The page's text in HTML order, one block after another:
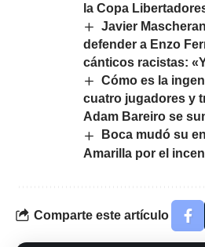
la Copa
Javier
defender a Enzo
cánticos racistas:
Cómo es la
cuatro jugadores y
Adam Bareiro se
Boca mudó su
Amarilla por el
Comparte este artículo